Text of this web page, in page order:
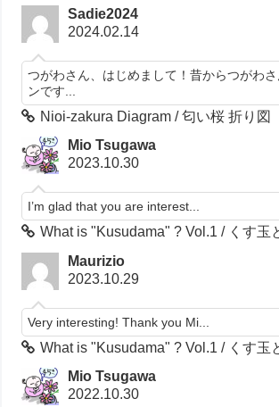
Sadie2024
2024.02.14
つがわさん、はじめまして！昔からつがわ
ンです...
Nioi-zakura Diagram / 匂い桜 折り図
Mio Tsugawa
2023.10.30
I’m glad that you are interest...
What is "Kusudama" ? Vol.1 / くす玉
Maurizio
2023.10.29
Very interesting! Thank you Mi...
What is "Kusudama" ? Vol.1 / くす玉
Mio Tsugawa
2022.10.30